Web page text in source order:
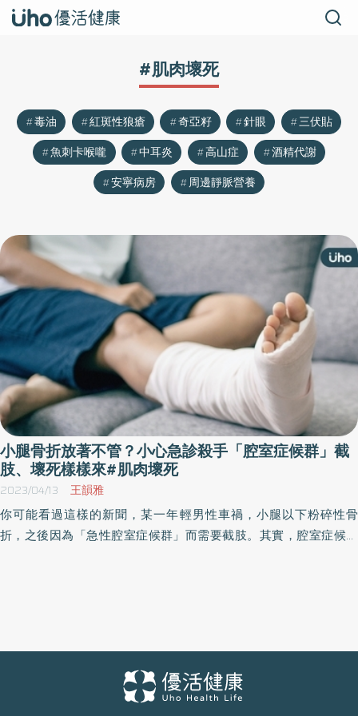
#肌肉壞死
毒油 紅斑性狼瘡 奇亞籽 針眼
三伏貼
魚刺卡喉嚨
中耳炎 高山症
酒精代謝
安寧病房
周邊靜脈營養
小腿骨折放著不管？小心急診殺手「腔室症候群」截
肢、壞死樣樣來#肌肉壞死
2023/04/13 王韻雅
你可能看過這樣的新聞，某一年輕男性車禍，小腿以下粉碎性骨
折，之後因為「急性腔室症候群」而需要截肢。其實，腔室症候群